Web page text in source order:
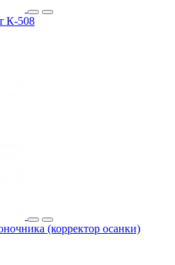
К-508
(корректор осанки)